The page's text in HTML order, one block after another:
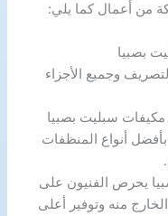
من أعمال كما يلي:
بصبيا
وجميع الأجزاء
سبليت بصبيا
أنواع المنظفات
يحرص الفنيون على
منه وتوفير أعلى